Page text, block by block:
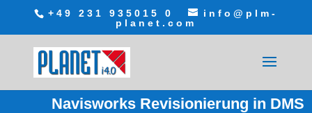
+49 231 935015 0
info@plm-
planet.com
Navisworks Revisionierung in DMS